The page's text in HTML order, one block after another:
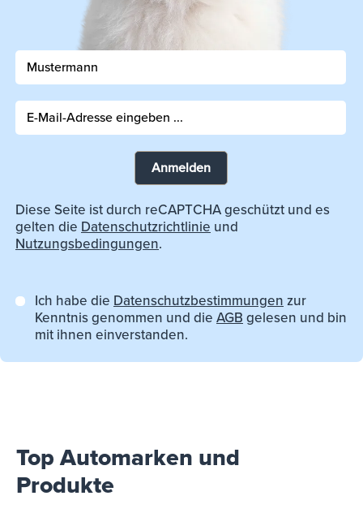
Anmelden
Diese Seite ist durch reCAPTCHA geschützt und es
gelten die Datenschutzrichtlinie und
Nutzungsbedingungen.
Ich habe die Datenschutzbestimmungen zur
Kenntnis genommen und die AGB gelesen und bin
mit ihnen einverstanden.
Top Automarken und
Produkte